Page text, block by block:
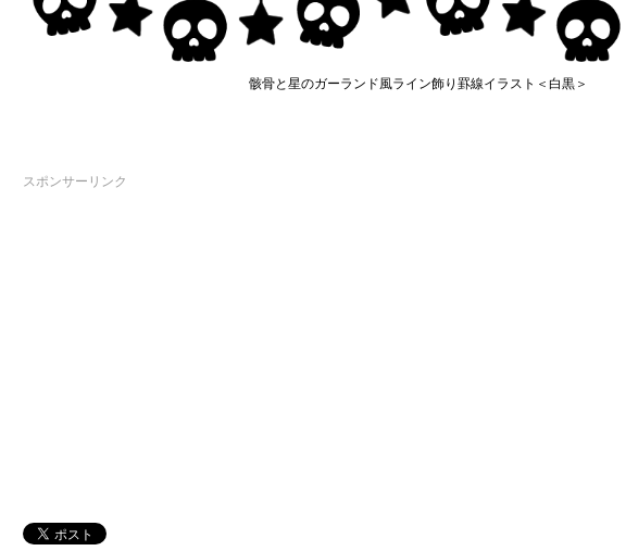
骸骨と星のガーランド風ライン飾り罫線イラスト＜白黒＞
スポンサーリンク